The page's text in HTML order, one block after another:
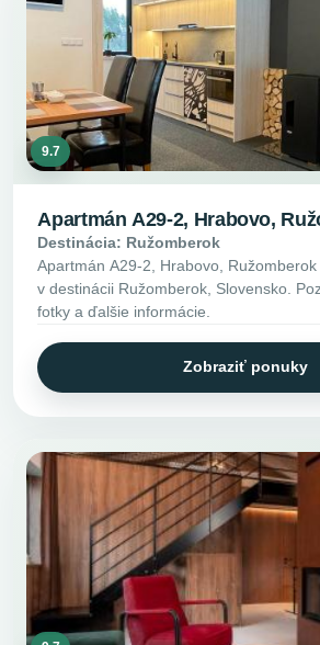
9.7
Apartmán A29-2, Hrabovo,
Destinácia: Ružomberok
Apartmán A29-2, Hrabovo,
v destinácii Ružomberok, Slovensko.
fotky a ďalšie informácie.
Zobraziť ponuky